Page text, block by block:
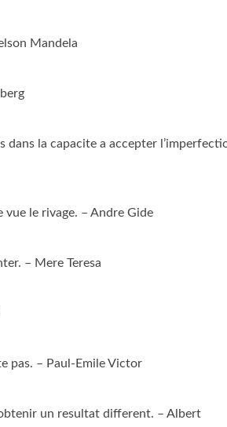
Mandela
dans la capacite a accepter
le rivage. – Andre Gide
– Mere Teresa
pas. – Paul-Emile Victor
un resultat different. – Albert